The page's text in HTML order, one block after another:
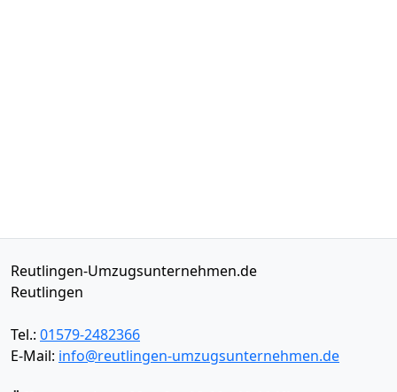
Reutlingen-Umzugsunternehmen.de
Reutlingen
Tel.: 01579-2482366
E-Mail: info@reutlingen-umzugsunternehmen.de